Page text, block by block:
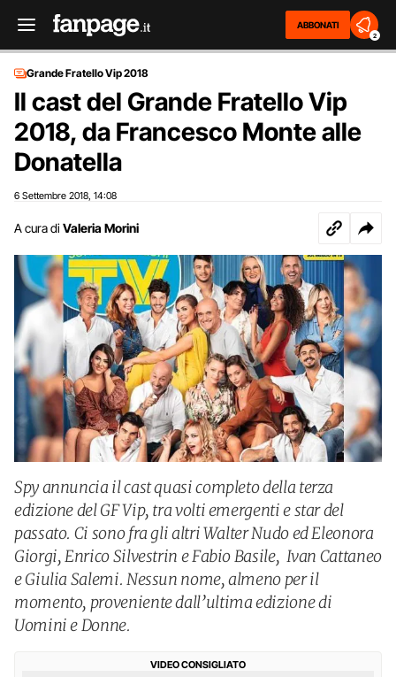
ABBONATI
2
Grande Fratello Vip 2018
Il cast del Grande Fratello Vip
2018, da Francesco Monte alle
Donatella
6 Settembre 2018 14:08
A cura di Valeria Morini
Spy annuncia il cast quasi completo della terza
edizione del GF Vip, tra volti emergenti e star del
passato. Ci sono fra gli altri Walter Nudo ed Eleonora
Giorgi, Enrico Silvestrin e Fabio Basile, Ivan Cattaneo
e Giulia Salemi. Nessun nome, almeno per il
momento, proveniente dall’ultima edizione di
Uomini e Donne.
VIDEO CONSIGLIATO